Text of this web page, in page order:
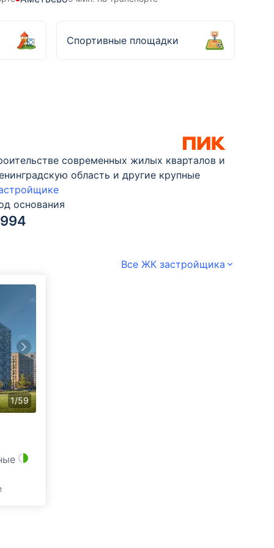
Спортивные площадки
современных жилых кварталов и
область и другие крупные
основания
Все ЖК застройщика
1/59